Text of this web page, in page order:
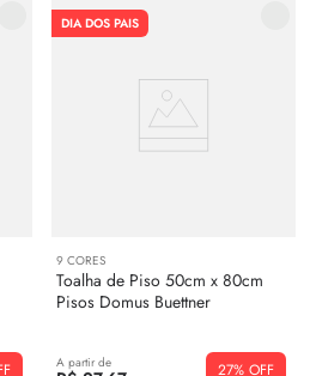
DIA DOS PAIS
9 CORES
Toalha de Piso 50cm x 80cm
Pisos Domus Buettner
A partir de 27%